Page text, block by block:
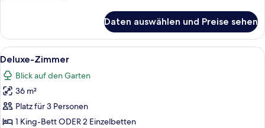
Connecting
Room
Daten auswählen und Preise sehen
Alle
Fotos
für
Deluxe-
Zimmer
anzeigen
Ein Hotelzimmer mit einem großen
6
Deluxe-Zimmer
Blick auf den Garten
36 m²
Platz für 3 Personen
1 King-Bett ODER 2 Einzelbetten